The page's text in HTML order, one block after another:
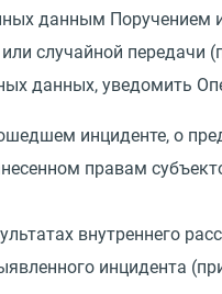
данным Поручением
случайной передачи (
данных, уведомить
инциденте, о
правам
внутреннего
инцидента (